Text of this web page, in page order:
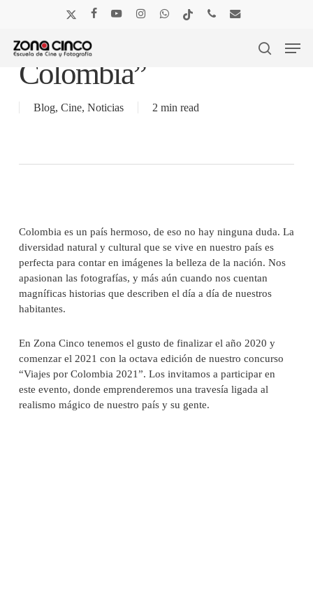
main
content
x-
facebookyoutubeinstagramwhatsapptiktok phone email
Menu
Concurso “Viajes por
Colombia”
Blog, Cine, Noticias 2 min read
Colombia es un país hermoso, de eso no hay ninguna duda. La
diversidad natural y cultural que se vive en nuestro país es
perfecta para contar en imágenes la belleza de la nación. Nos
apasionan las fotografías, y más aún cuando nos cuentan
magníficas historias que describen el día a día de nuestros
habitantes.
En Zona Cinco tenemos el gusto de finalizar el año 2020 y
comenzar el 2021 con la octava edición de nuestro concurso
“Viajes por Colombia 2021”. Los invitamos a participar en
este evento, donde emprenderemos una travesía ligada al
realismo mágico de nuestro país y su gente.